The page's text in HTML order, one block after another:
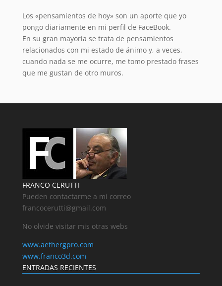
Los «pensamientos de hoy» son un aporte que yo
pongo diariamente en mi perfil de FaceBook.
En su gran mayoría se trata de pensamientos
relacionados con mi estado de ánimo y, a veces,
cuando nada se me ocurre, me tomo prestado frases
que me gustan de otro muros.
FRANCO CERUTTI
Pueden contactarme a mi correo
francocerutti@gmail.com
No olvide visitar mis otras webs
www.aethergpro.com
www.franco3d.com
ENTRADAS RECIENTES